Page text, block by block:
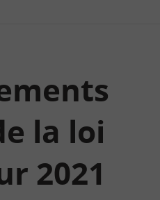
la loi
2021